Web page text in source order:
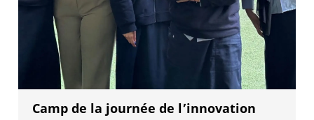
Camp de la journée de l’innovation